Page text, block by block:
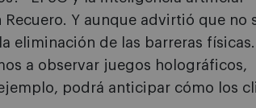
Y aunque advirtió que no
eliminación de las barreras físicas.
a observar juegos holográficos,
podrá anticipar cómo los